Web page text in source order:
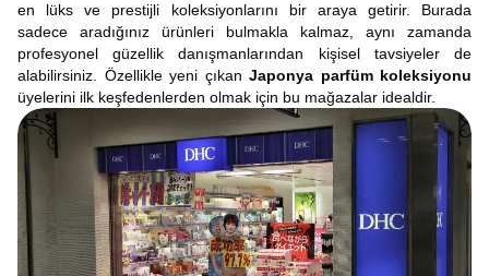
en lüks ve prestijli koleksiyonlarını bir araya getirir. Burada
sadece aradığınız ürünleri bulmakla kalmaz, aynı zamanda
profesyonel güzellik danışmanlarından kişisel tavsiyeler de
alabilirsiniz. Özellikle yeni çıkan Japonya parfüm koleksiyonu
üyelerini ilk keşfedenlerden olmak için bu mağazalar idealdir.